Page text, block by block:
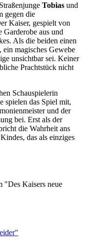
Tobias und
gegen die
Kaiser, gespielt von
Garderobe aus und
Als die beiden einen
ein magisches Gewebe
unsichtbar sei. Keiner
Prachtstück nicht
Schauspielerin
spielen das Spiel mit,
und der
bei. Erst als der
die Wahrheit ans
das als einziges
"Des Kaisers neue